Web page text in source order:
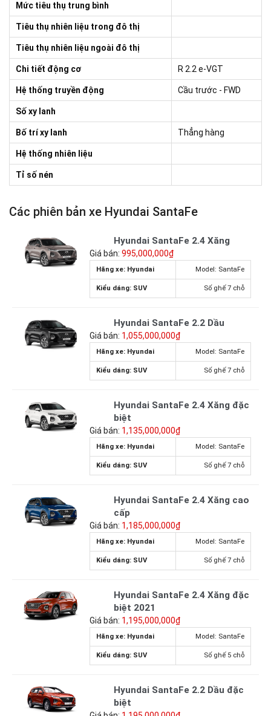
Mức tiêu thụ trung bình
Tiêu thụ nhiên liệu trong đô thị
Tiêu thụ nhiên liệu ngoài đô thị
Chi tiết động cơ R 2.2 e-VGT
Hệ thống truyền động Cầu trước - FWD
Số xy lanh
Bố trí xy lanh Thẳng hàng
Hệ thống nhiên liệu
Tỉ số nén
Các phiên bản xe Hyundai SantaFe
Hyundai SantaFe 2.4 Xăng
Giá bán: 995,000,000₫
Hãng xe: Hyundai Model: SantaFe
Kiểu dáng: SUV Số ghế 7 chỗ
Hyundai SantaFe 2.2 Dầu
Giá bán: 1,055,000,000₫
Hãng xe: Hyundai Model: SantaFe
Kiểu dáng: SUV Số ghế 7 chỗ
Hyundai SantaFe 2.4 Xăng đặc
biệt
Giá bán: 1,135,000,000₫
Hãng xe: Hyundai Model: SantaFe
Kiểu dáng: SUV Số ghế 7 chỗ
Hyundai SantaFe 2.4 Xăng cao
cấp
Giá bán: 1,185,000,000₫
Hãng xe: Hyundai Model: SantaFe
Kiểu dáng: SUV Số ghế 7 chỗ
Hyundai SantaFe 2.4 Xăng đặc
biệt 2021
Giá bán: 1,195,000,000₫
Hãng xe: Hyundai Model: SantaFe
Kiểu dáng: SUV Số ghế 5 chỗ
Hyundai SantaFe 2.2 Dầu đặc
biệt